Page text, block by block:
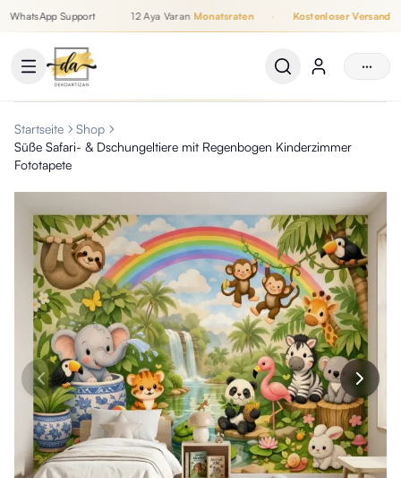
WhatsApp Support 12 Aya Varan Monatsraten Kostenloser Versand
···
Startseite
Shop
Süße Safari- & Dschungeltiere mit Regenbogen Kinderzimmer
Fototapete